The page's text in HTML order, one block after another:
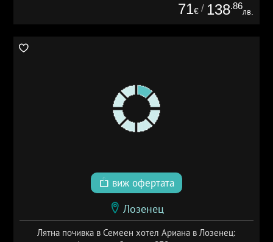
71€ / 138.86
лв.
виж офертата
Лозенец
Лятна почивка в Семеен хотел Ариана в Лозенец: